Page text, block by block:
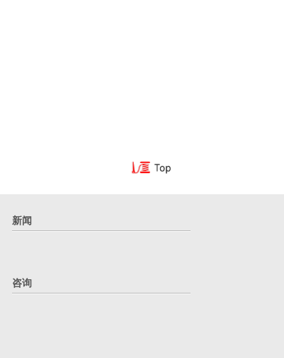
新闻
咨询